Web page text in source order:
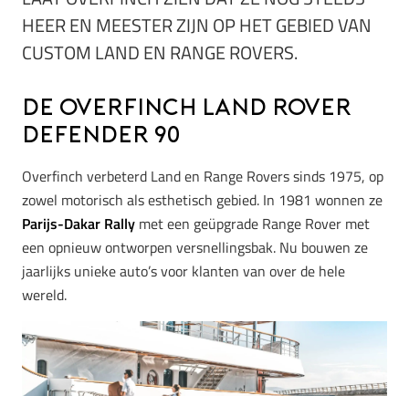
HEER EN MEESTER ZIJN OP HET GEBIED VAN
CUSTOM LAND EN RANGE ROVERS.
De Overfinch Land Rover
Defender 90
Overfinch verbeterd Land en Range Rovers sinds 1975, op
zowel motorisch als esthetisch gebied. In 1981 wonnen ze
Parijs-Dakar Rally met een geüpgrade Range Rover met
een opnieuw ontworpen versnellingsbak. Nu bouwen ze
jaarlijks unieke auto’s voor klanten van over de hele
wereld.